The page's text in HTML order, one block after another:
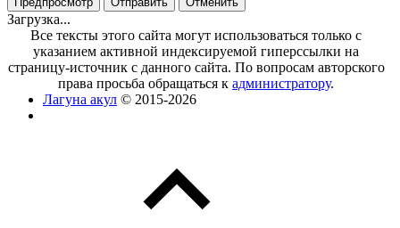
Загрузка...
Все тексты этого сайта могут использоваться только с
указанием активной индексируемой гиперссылки на
страницу-источник с данного сайта. По вопросам авторского
права просьба обращаться кадминистратору.
Лагуна акул © 2015-2026